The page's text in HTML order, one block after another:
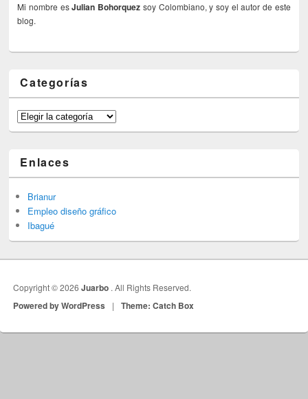
Mi nombre esJulian Bohorquez soy Colombiano, y soy el autor de este
blog.
Categorías
Categorías
Enlaces
Brianur
Empleo diseño gráfico
Ibagué
Copyright © 2026Juarbo . All Rights Reserved.
Powered by WordPress | Theme: Catch Box